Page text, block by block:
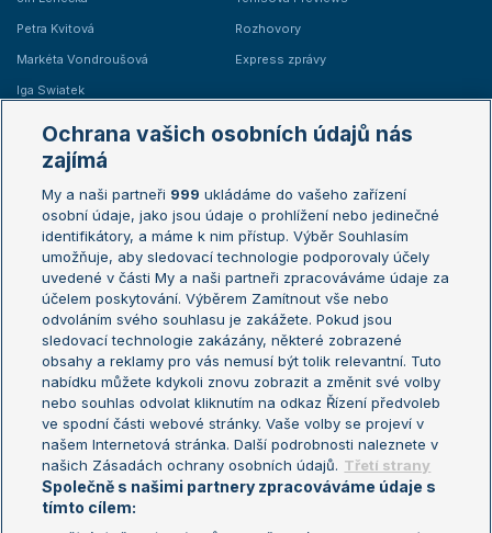
Petra Kvitová
Markéta Vondroušová
Iga Swiatek
Rozhovory
Express zprávy
Žebříčky
Žebříček ATP (muži)
Žebříček WTA (ženy)
Sázkařský žebříček
Australian Open
French Open
Wimbledon
US Open
Turnaj mistrů
Turnaj mistryň
Aktualní trendy
Fotbalové přestupy
Livesport Daily
LS Prague Open
Ochrana vašich osobních údajů nás
zajímá
My a naši partneři 999 ukládáme do vašeho zařízení
osobní údaje, jako jsou údaje o prohlížení nebo jedinečné
identifikátory, a máme k nim přístup. Výběr Souhlasím
umožňuje, aby sledovací technologie podporovaly účely
uvedené v části My a naši partneři zpracováváme údaje za
účelem poskytování. Výběrem Zamítnout vše nebo
odvoláním svého souhlasu je zakážete. Pokud jsou
sledovací technologie zakázány, některé zobrazené
obsahy a reklamy pro vás nemusí být tolik relevantní. Tuto
nabídku můžete kdykoli znovu zobrazit a změnit své volby
nebo souhlas odvolat kliknutím na odkaz Řízení předvoleb
ve spodní části webové stránky. Vaše volby se projeví v
našem Internetová stránka. Další podrobnosti naleznete v
našich Zásadách ochrany osobních údajů. Třetí strany
Společně s našimi partnery zpracováváme údaje s
tímto cílem: